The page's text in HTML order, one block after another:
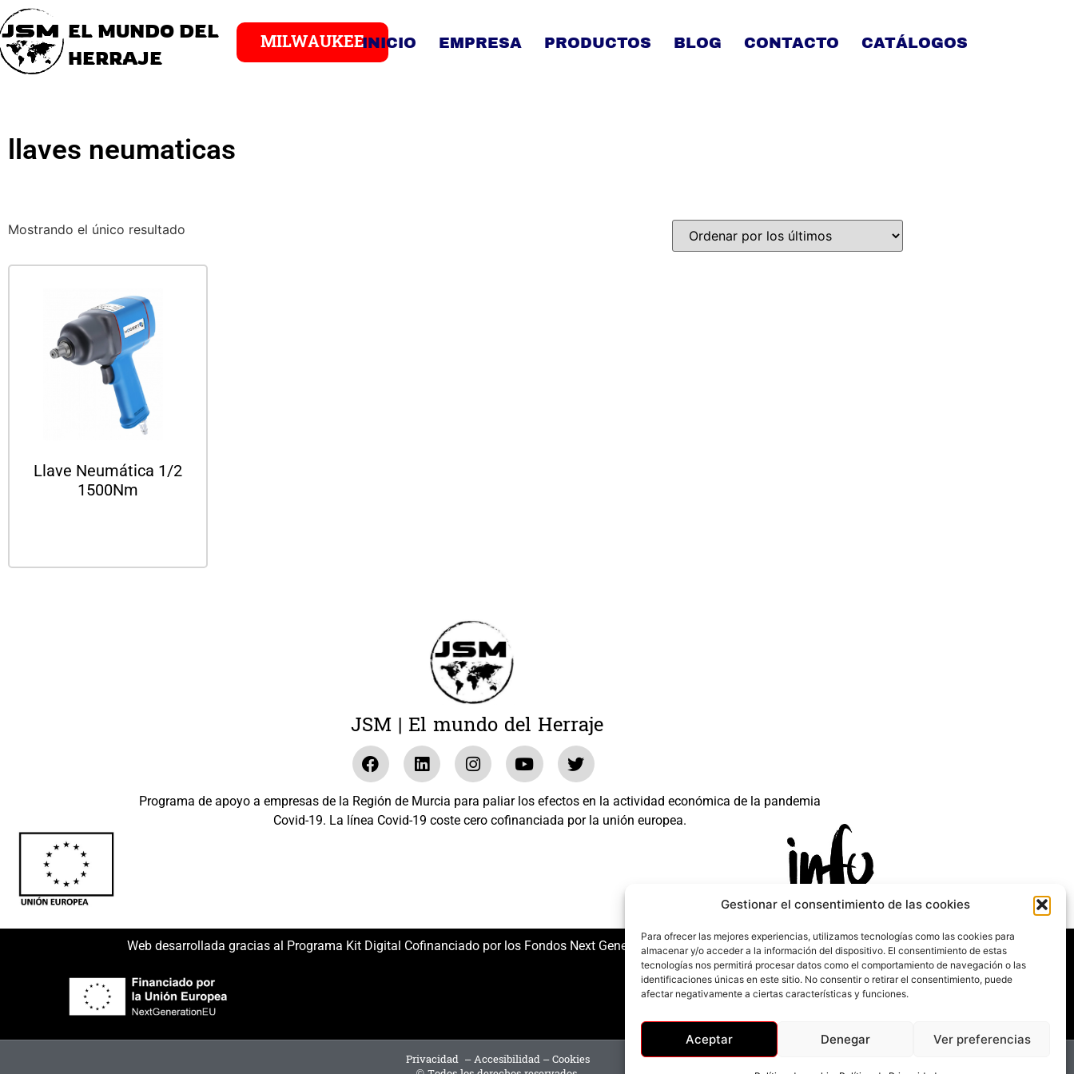
Gestionar el consentimiento de las cookies
Para ofrecer las mejores experiencias, utilizamos tecnologías como las cookies para
almacenar y/o acceder a la información del dispositivo. El consentimiento de estas
tecnologías nos permitirá procesar datos como el comportamiento de navegación o las
identificaciones únicas en este sitio. No consentir o retirar el consentimiento, puede
afectar negativamente a ciertas características y funciones.
Aceptar Denegar Ver preferencias
EL MUNDO DEL
HERRAJE
MILWAUKEEINICIO EMPRESA PRODUCTOS BLOG CONTACTO CATÁLOGOS
llaves neumaticas
Mostrando el único resultado
Llave Neumática 1/2
1500Nm
JSM | El mundo del Herraje
Programa de apoyo a empresas de la Región de Murcia para paliar los efectos en la actividad económica de la pandemia
Covid-19. La línea Covid-19 coste cero cofinanciada por la unión europea.
Web desarrollada gracias al Programa Kit Digital Cofinanciado por los Fondos Next Generation (EU) del mecanismo de Recuperación y Resilencia.
Privacidad –Accesibilidad–Cookies